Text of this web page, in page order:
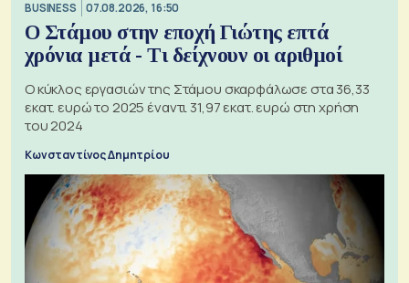
BUSINESS 07.08.2026, 16:50
Ο Στάμου στην εποχή Γιώτης επτά
χρόνια μετά - Τι δείχνουν οι αριθμοί
Ο κύκλος εργασιών της Στάμου σκαρφάλωσε στα 36,33
εκατ. ευρώ το 2025 έναντι 31,97 εκατ. ευρώ στη χρήση
του 2024
Κωνσταντίνος Δημητρίου